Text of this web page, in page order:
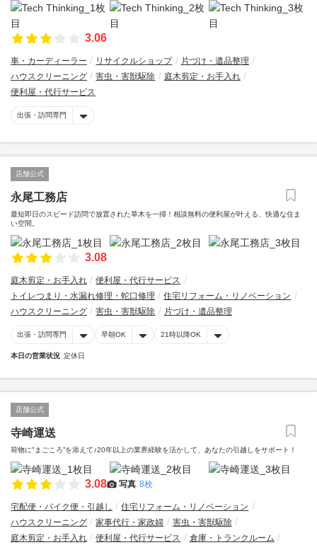
3.06
車・カーディーラー リサイクルショップ
片づけ・遺品整理
ハウスクリーニング
害虫・害獣駆除
庭木剪定・お手入れ
便利屋・代行サービス
出張・訪問専門
店舗公式
永尾工務店
最短即日のスピード訪問で放置された草木を一掃！相談無料の便利屋が叶える、快適な住ま
い空間。
3.08
庭木剪定・お手入れ
便利屋・代行サービス
トイレつまり・水漏れ修理・蛇口修理
住宅リフォーム・リノベーション
ハウスクリーニング
害虫・害獣駆除 片づけ・遺品整理
出張・訪問専門 早朝OK 21時以降OK
本日の営業状況 定休日
店舗公式
寺崎運送
荷物に"まごころ”を添えて♪20年以上の業界経験を活かして、あなたの引越しをサポート！
3.08 写真 8枚
宅配便・バイク便・引越し
住宅リフォーム・リノベーション
ハウスクリーニング
家事代行・家政婦
害虫・害獣駆除
庭木剪定・お手入れ
便利屋・代行サービス
倉庫・トランクルーム